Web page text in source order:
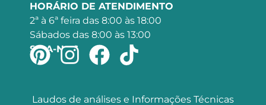
HORÁRIO DE ATENDIMENTO
2ª à 6ª feira das 8:00 às 18:00
Sábados das 8:00 às 13:00
SIGA-NOS
Laudos de análises e Informações Técnicas